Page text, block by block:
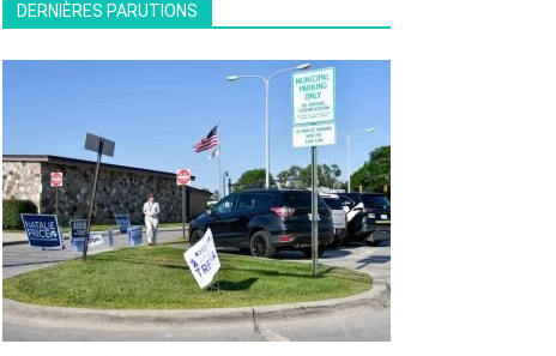
DERNIÈRES PARUTIONS